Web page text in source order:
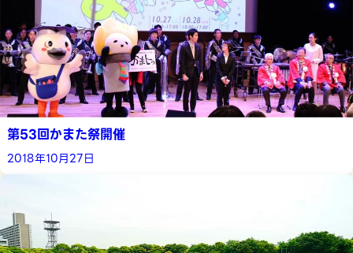
第53回かまた祭開催
2018年10月27日